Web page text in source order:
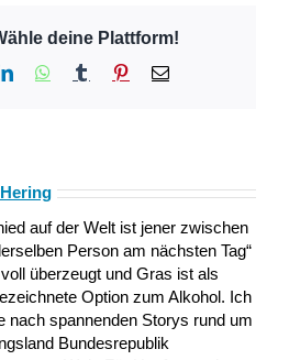
deine Plattform!
LinkedInWhatsApp
Tumblr Pinterest
E-
auf der Welt ist jener zwischen
Person am nächsten Tag“
überzeugt und Gras ist als
Option zum Alkohol. Ich
nach spannenden Storys rund um
Bundesrepublik